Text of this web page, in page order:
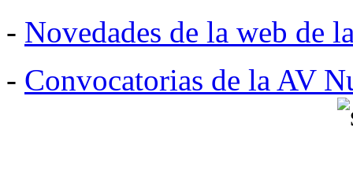
- Novedades de la web de
- Convocatorias de la AV